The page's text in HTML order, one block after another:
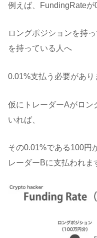
例えば、FundingRateが
ロングポジションを持
を持っている人へ
0.01%支払う必要があり
仮にトレーダーAがロン
いれば、
その0.01%である100円
レーダーBに支払われま